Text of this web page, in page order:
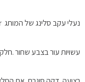
נעלי עקב סלינג של המותג Tommy hilfiger
עשויות עור בצבע שחור